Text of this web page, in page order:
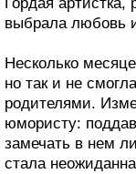
выбрала любовь
Несколько
но так и не
родителями.
юмористу:
замечать в нем
стала